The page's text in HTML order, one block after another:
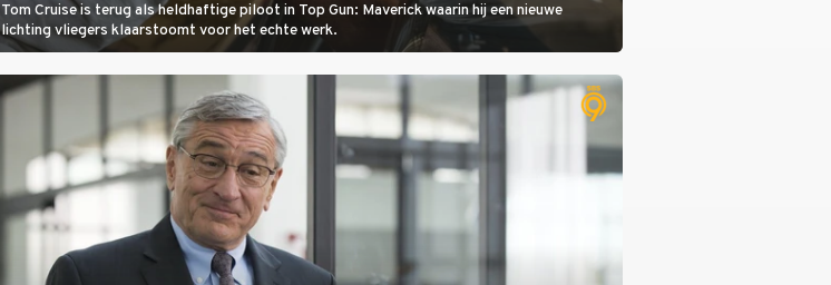
Tom Cruise is terug als heldhaftige piloot in Top Gun: Maverick waarin hij een nieuwe
lichting vliegers klaarstoomt voor het echte werk.